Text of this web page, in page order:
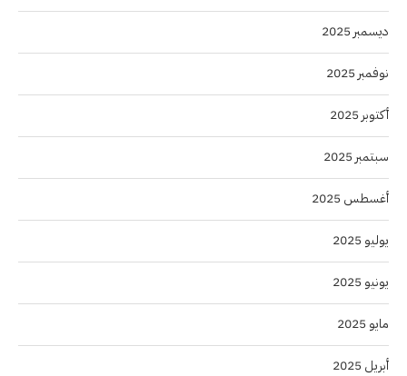
ديسمبر 2025
نوفمبر 2025
أكتوبر 2025
سبتمبر 2025
أغسطس 2025
يوليو 2025
يونيو 2025
مايو 2025
أبريل 2025